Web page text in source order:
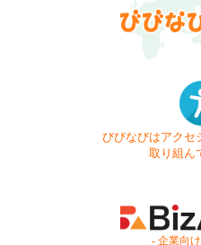
びびなびはアクセ
取り組ん
- 企業向